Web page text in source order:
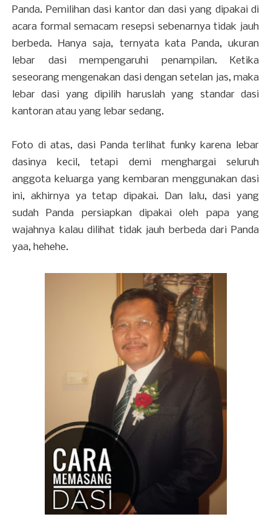
Panda. Pemilihan dasi kantor dan dasi yang dipakai di
acara formal semacam resepsi sebenarnya tidak jauh
berbeda. Hanya saja, ternyata kata Panda, ukuran
lebar dasi mempengaruhi penampilan. Ketika
seseorang mengenakan dasi dengan setelan jas, maka
lebar dasi yang dipilih haruslah yang standar dasi
kantoran atau yang lebar sedang.
Foto di atas, dasi Panda terlihat funky karena lebar
dasinya kecil, tetapi demi menghargai seluruh
anggota keluarga yang kembaran menggunakan dasi
ini, akhirnya ya tetap dipakai. Dan lalu, dasi yang
sudah Panda persiapkan dipakai oleh papa yang
wajahnya kalau dilihat tidak jauh berbeda dari Panda
yaa, hehehe.